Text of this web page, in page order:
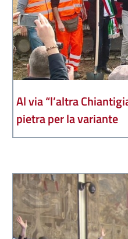
Al via “l’altra
pietra per la variante